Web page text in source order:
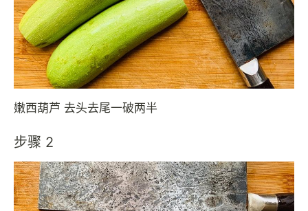
嫩西葫芦 去头去尾一破两半
步骤 2